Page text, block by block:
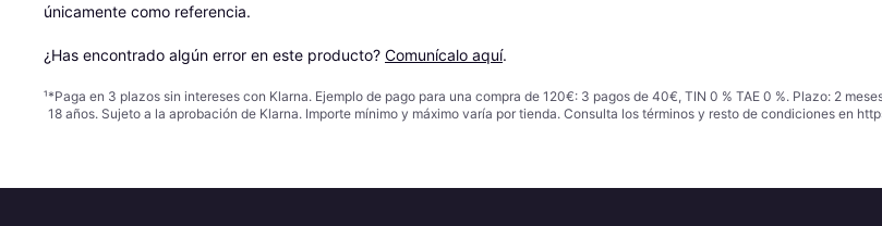
únicamente como referencia.
¿Has encontrado algún error en este producto? Comunícalo aquí.
¹*Paga en 3 plazos sin intereses con Klarna. Ejemplo de pago para una compra de 120€: 3 pagos de 40€, TIN 0 % TAE 0 %. Plazo: 2
18 años. Sujeto a la aprobación de Klarna. Importe mínimo y máximo varía por tienda. Consulta los términos y resto de condiciones en